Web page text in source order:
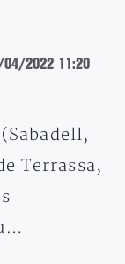
2022 11:20
Terrassa,